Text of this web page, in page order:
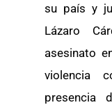
su país y
Lázaro
asesinato
violencia
presencia